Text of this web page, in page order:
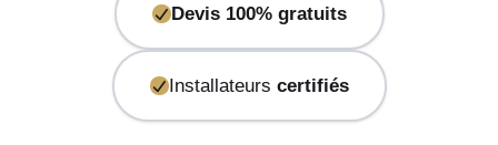
Devis 100% gratuits
Installateurs certifiés